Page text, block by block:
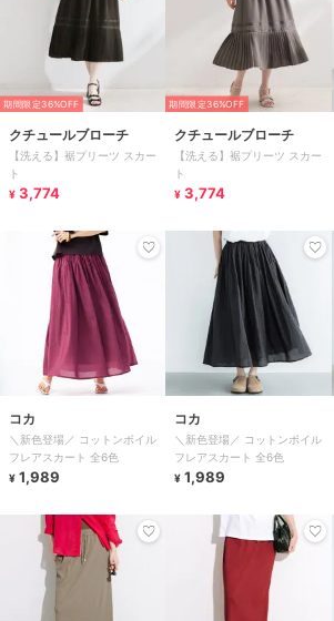
期間限定36%OFF
クチュールブローチ
【洗える】裾プリーツ スカー
ト
¥ 3,774
期間限定36%OFF
クチュールブローチ
【洗える】裾プリーツ スカー
ト
¥ 3,774
コカ
＼新色登場／ コットンボイル
フレアスカート 全6色
¥ 1,989
コカ
＼新色登場／ コットンボイル
フレアスカート 全6色
¥ 1,989